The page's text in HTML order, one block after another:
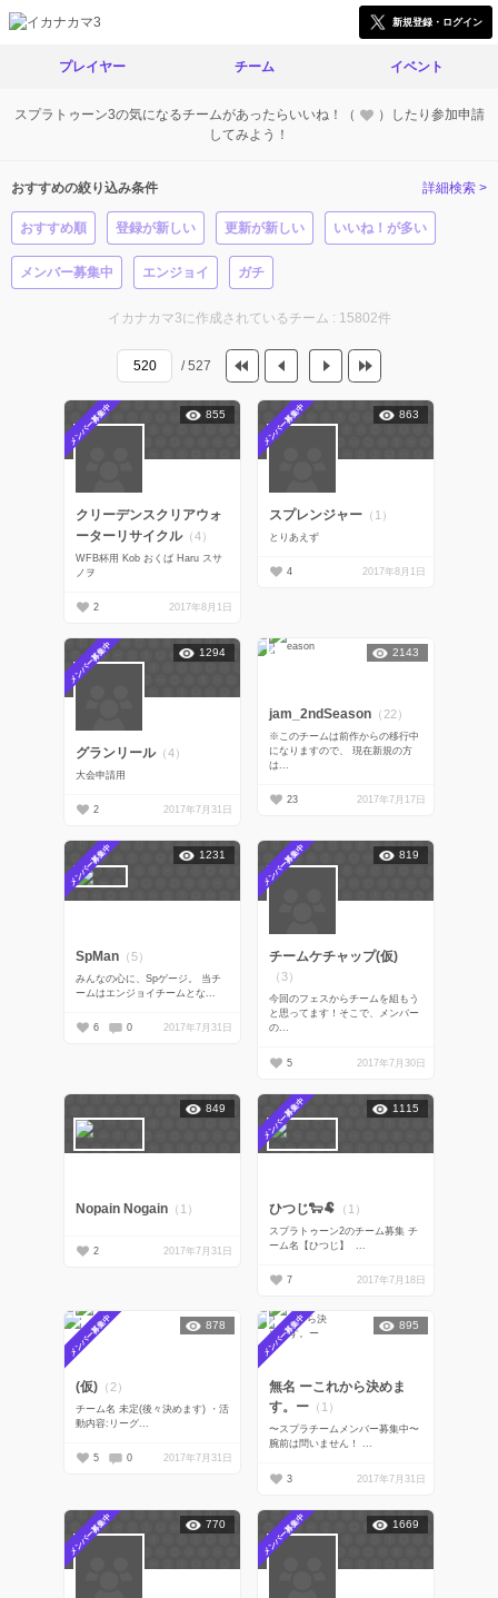
新規登録・ログイン
プレイヤー チーム イベント
スプラトゥーン3の気になるチームがあったらいいね！（
）したり参加申請
してみよう！
おすすめの絞り込み条件
おすすめ順 登録が新しい 更新が新しい いいね！が多い
メンバー募集中 エンジョイ ガチ
詳細検索 >
イカナカマ3に作成されているチーム : 15802件
/ 527
メンバー募集中
クリーデンスクリアウォ
ーターリサイクル（4）
WFB杯用 Kob おくば Haru スサ
ノヲ
855
2 2017年8月1日
メンバー募集中
スプレンジャー （1）
とりあえず
863
4 2017年8月1日
メンバー募集中
グランリール（4）
大会申請用
1294
2 2017年7月31日
jam_2ndSeason （22）
※このチームは前作からの移行中
になりますので、 現在新規の方
は...
2143
23 2017年7月17日
メンバー募集中
SpMan （5）
みんなの心に、Spゲージ。 当チ
ームはエンジョイチームとな...
1231
6 0 2017年7月31日
メンバー募集中
チームケチャップ(仮)
（3）
‪今回のフェスからチームを組もう
と思ってます！そこで、メンバー
の...
819
5 2017年7月30日
Nopain Nogain （1）
849
2 2017年7月31日
メンバー募集中
ひつじ🐑🐏 （1）
スプラトゥーン2のチーム募集 チ
ーム名【ひつじ】 ...
1115
7 2017年7月18日
メンバー募集中
(仮) （2）
チーム名 未定(後々決めます) ・活
動内容:リーグ...
878
5 0 2017年7月31日
メンバー募集中
無名 ーこれから決めま
す。ー （1）
〜スプラチームメンバー募集中〜
腕前は問いません！ ...
895
3 2017年7月31日
メンバー募集中 770 メンバー募集中 1669